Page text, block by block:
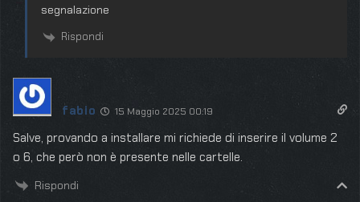
segnalazione
Rispondi
fabio 15 Maggio 2025 00:19
Salve, provando a installare mi richiede di inserire il volume 2
o 6, che però non è presente nelle cartelle.
Rispondi